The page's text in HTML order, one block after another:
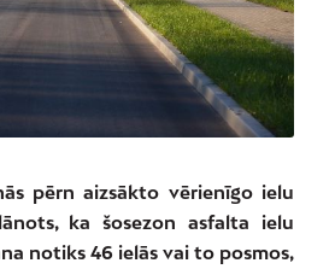
pērn aizsākto vērienīgo ielu
ka šosezon asfalta ielu
notiks 46 ielās vai to posmos,